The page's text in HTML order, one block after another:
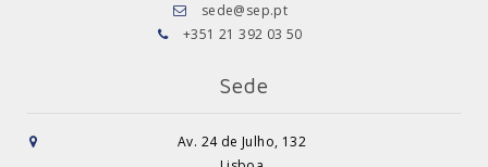
sede@sep.pt
+351 21 392 03 50
Sede
Av. 24 de Julho, 132